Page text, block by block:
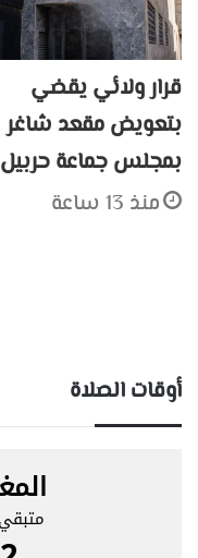
قرار ولائي يقضي
بتعويض مقعد شاغر
بمجلس جماعة حربيل
منذ 13 ساعة
أوقات الصلاة